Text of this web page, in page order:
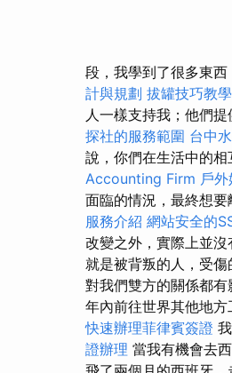
段，我學到了很多東
計與規劃 拔罐技巧教學
人一樣支持我；他們提
探社的服務範圍 台中
說，你們在生活中的
Accounting Firm 戶
面臨的情況，最終想
服務介紹 網站安全的
改變之外，實際上並沒
就是被背叛的人，受傷
對我們雙方的關係都
年內前往世界其他地方
快速辦理菲律賓簽證
證辦理 當我有機會去